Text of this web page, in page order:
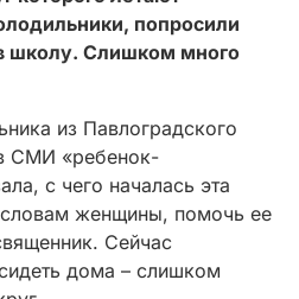
попросили
школу. Слишком много
из Павлоградского
СМИ «ребенок-
с чего началась эта
женщины, помочь ее
Сейчас
дома – слишком